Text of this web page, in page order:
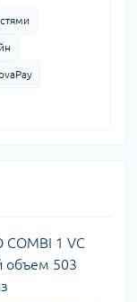
1 VC
объем 503